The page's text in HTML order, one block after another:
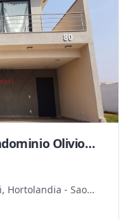
Olivio
Hortolandia - Sao